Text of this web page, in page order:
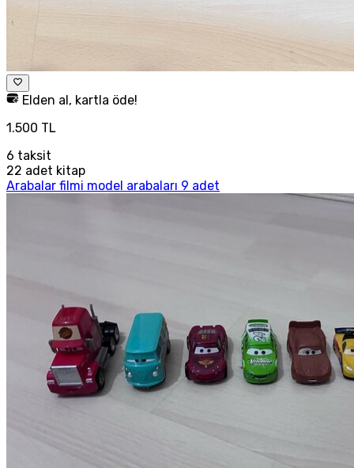
Elden al, kartla öde!
1.500 TL
6 taksit
22 adet kitap
Arabalar filmi model arabaları 9 adet